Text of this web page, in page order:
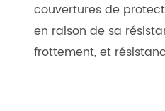
couvertures de
en raison de sa
frottement, et